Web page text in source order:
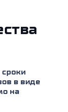
в виде
на